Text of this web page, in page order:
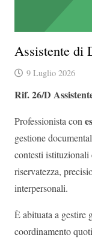
Assistente di
9 Luglio 2026
Rif. 26/D
Professionista con
gestione
contesti istituzionali
riservatezza,
interpersonali.
È abituata a gestire
coordinamento